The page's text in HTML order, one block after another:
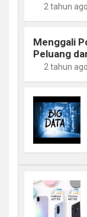
2 tahun ago
Menggali
Peluang
2 tahun ago